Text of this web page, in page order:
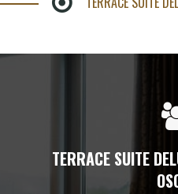
TERRACE SUITE